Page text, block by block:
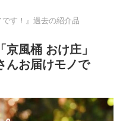
です！』過去の紹介品
京風桶 おけ庄」
んお届けモノで